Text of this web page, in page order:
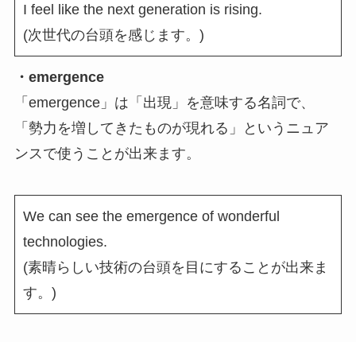
I feel like the next generation is rising.
(次世代の台頭を感じます。)
・emergence
「emergence」は「出現」を意味する名詞で、
「勢力を増してきたものが現れる」というニュア
ンスで使うことが出来ます。
We can see the emergence of wonderful
technologies.
(素晴らしい技術の台頭を目にすることが出来ま
す。)